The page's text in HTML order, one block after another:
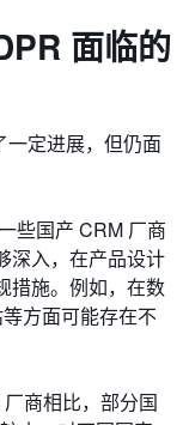
面临的
一定进展，但仍面
些国产 CRM 厂商
深入，在产品设计
措施。例如，在数
方面可能存在不
商相比，部分国